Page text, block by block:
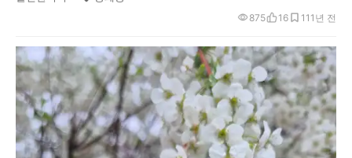
1년 전
875 16 11